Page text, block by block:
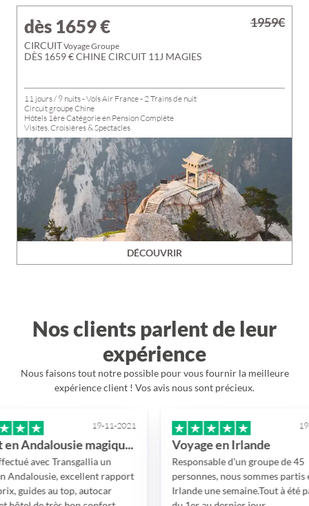
dès 1659€
CIRCUITVoyage Groupe
DÈS 1659 € CHINE CIRCUIT 11J MAGIES
11 jours / 9 nuits - Vols Air France - 2 Trains de nuit
Circuit groupe Chine
Hôtels 1ère Catégorie en Pension Complète
Visites, Croisières & Spectacles
DÉCOUVRIR
1959€
Nos clients parlent de leur
expérience
Nous faisons tout notre possible pour vous fournir la meilleure
expérience client ! Vos avis nous sont précieux.
19-11-2021
Circuit en Andalousie magique!!
Transgallia un
excellent rapport
au top, autocar
19-11-
Voyage en Irlande
Responsable d'un groupe de 45
personnes, nous sommes partis en
Irlande une semaine.Tout à été parfait